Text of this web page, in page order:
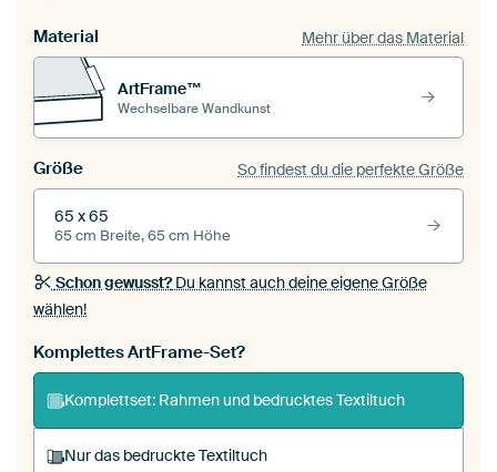
Material Mehr über das Material
ArtFrame™
Wechselbare Wandkunst
Größe So findest du die perfekte Größe
65 x 65
65 cm Breite, 65 cm Höhe
Schon gewusst?Du kannst auch deine eigene Größe
wählen!
Komplettes ArtFrame-Set?
Komplettset: Rahmen und bedrucktes Textiltuch
Nur das bedruckte Textiltuch